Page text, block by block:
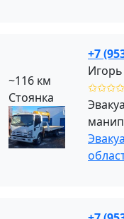
~116 км
Стоянка
+7